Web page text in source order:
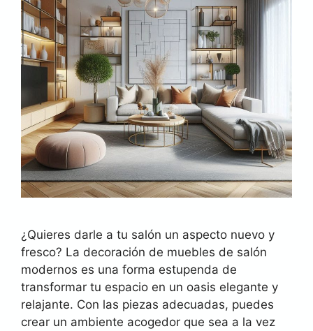
¿Quieres darle a tu salón un aspecto nuevo y
fresco? La decoración de muebles de salón
modernos es una forma estupenda de
transformar tu espacio en un oasis elegante y
relajante. Con las piezas adecuadas, puedes
crear un ambiente acogedor que sea a la vez